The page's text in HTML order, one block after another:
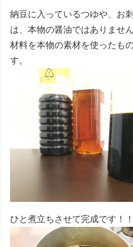
納豆に入っているつゆや、お
は、本物の醤油ではありませ
材料を本物の素材を使ったも
す。
ひと煮立ちさせて完成です！！